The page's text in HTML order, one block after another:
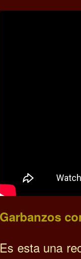
Garbanzos
Es esta una